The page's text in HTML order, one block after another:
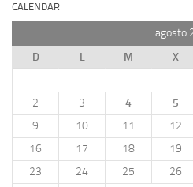
CALENDAR
agosto
D
L M X
2
3 4 5
9
10 11 12
16
17 18 19
23
24 25 26